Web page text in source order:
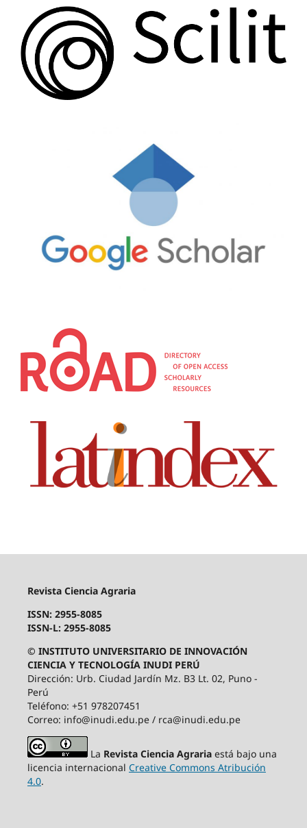
Revista Ciencia Agraria
ISSN: 2955-8085
ISSN-L: 2955-8085
© INSTITUTO UNIVERSITARIO DE INNOVACIÓN
CIENCIA Y TECNOLOGÍA INUDI PERÚ
Dirección: Urb. Ciudad Jardín Mz. B3 Lt. 02, Puno -
Perú
Teléfono: +51 978207451
Correo: info@inudi.edu.pe / rca@inudi.edu.pe
La Revista Ciencia Agraria está bajo una
licencia internacional Creative Commons Atribución
4.0.